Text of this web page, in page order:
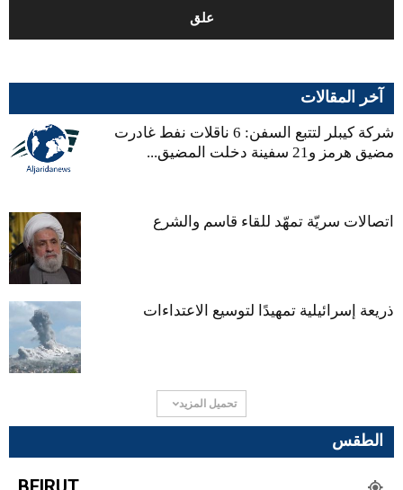
آخر المقالات
شركة كيبلر لتتبع السفن: 6 ناقلات نفط غادرت
مضيق هرمز و21 سفينة دخلت المضيق...
اتصالات سريّة تمهّد للقاء قاسم والشرع
ذريعة إسرائيلية تمهيدًا لتوسيع الاعتداءات
تحميل المزيد
الطقس